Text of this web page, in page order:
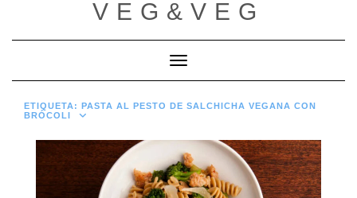
contenido
VEG&VEG
Cambiar modo de navegación
ETIQUETA: PASTA AL PESTO DE SALCHICHA VEGANA CON
BRÓCOLI